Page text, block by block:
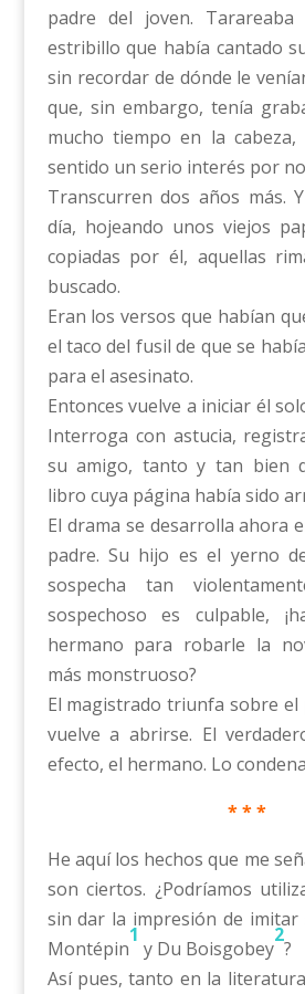
padre del joven.
estribillo que había cantado
sin recordar de dónde le
que, sin embargo, tenía
mucho tiempo en la
sentido un serio interés por
Transcurren dos años más.
día, hojeando unos viejos
copiadas por él, aquellas
buscado.
Eran los versos que habían
el taco del fusil de que se
para el asesinato.
Entonces vuelve a iniciar él
Interroga con astucia,
su amigo, tanto y tan bien
libro cuya página había sido
El drama se desarrolla ahora
padre. Su hijo es el yerno
sospecha tan
sospechoso es culpable,
hermano para robarle la
más monstruoso?
El magistrado triunfa sobre el
vuelve a abrirse. El
efecto, el hermano. Lo
* * *
He aquí los hechos que me
son ciertos. ¿Podríamos
sin dar la impresión de imitar
Montépin
1
y Du Boisgobey
2
?
Así pues, tanto en la